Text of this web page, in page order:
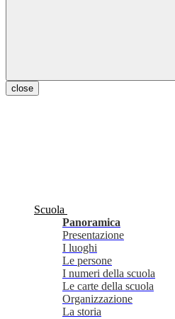
close
Scuola
Panoramica
Presentazione
I luoghi
Le persone
I numeri della scuola
Le carte della scuola
Organizzazione
La storia